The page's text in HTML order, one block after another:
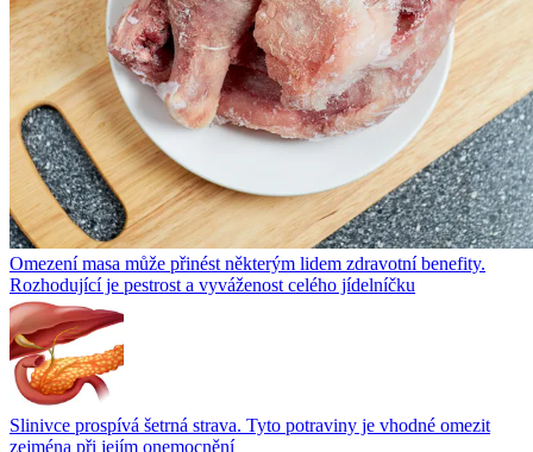
Omezení masa může přinést některým lidem zdravotní benefity.
Rozhodující je pestrost a vyváženost celého jídelníčku
Slinivce prospívá šetrná strava. Tyto potraviny je vhodné omezit
zejména při jejím onemocnění